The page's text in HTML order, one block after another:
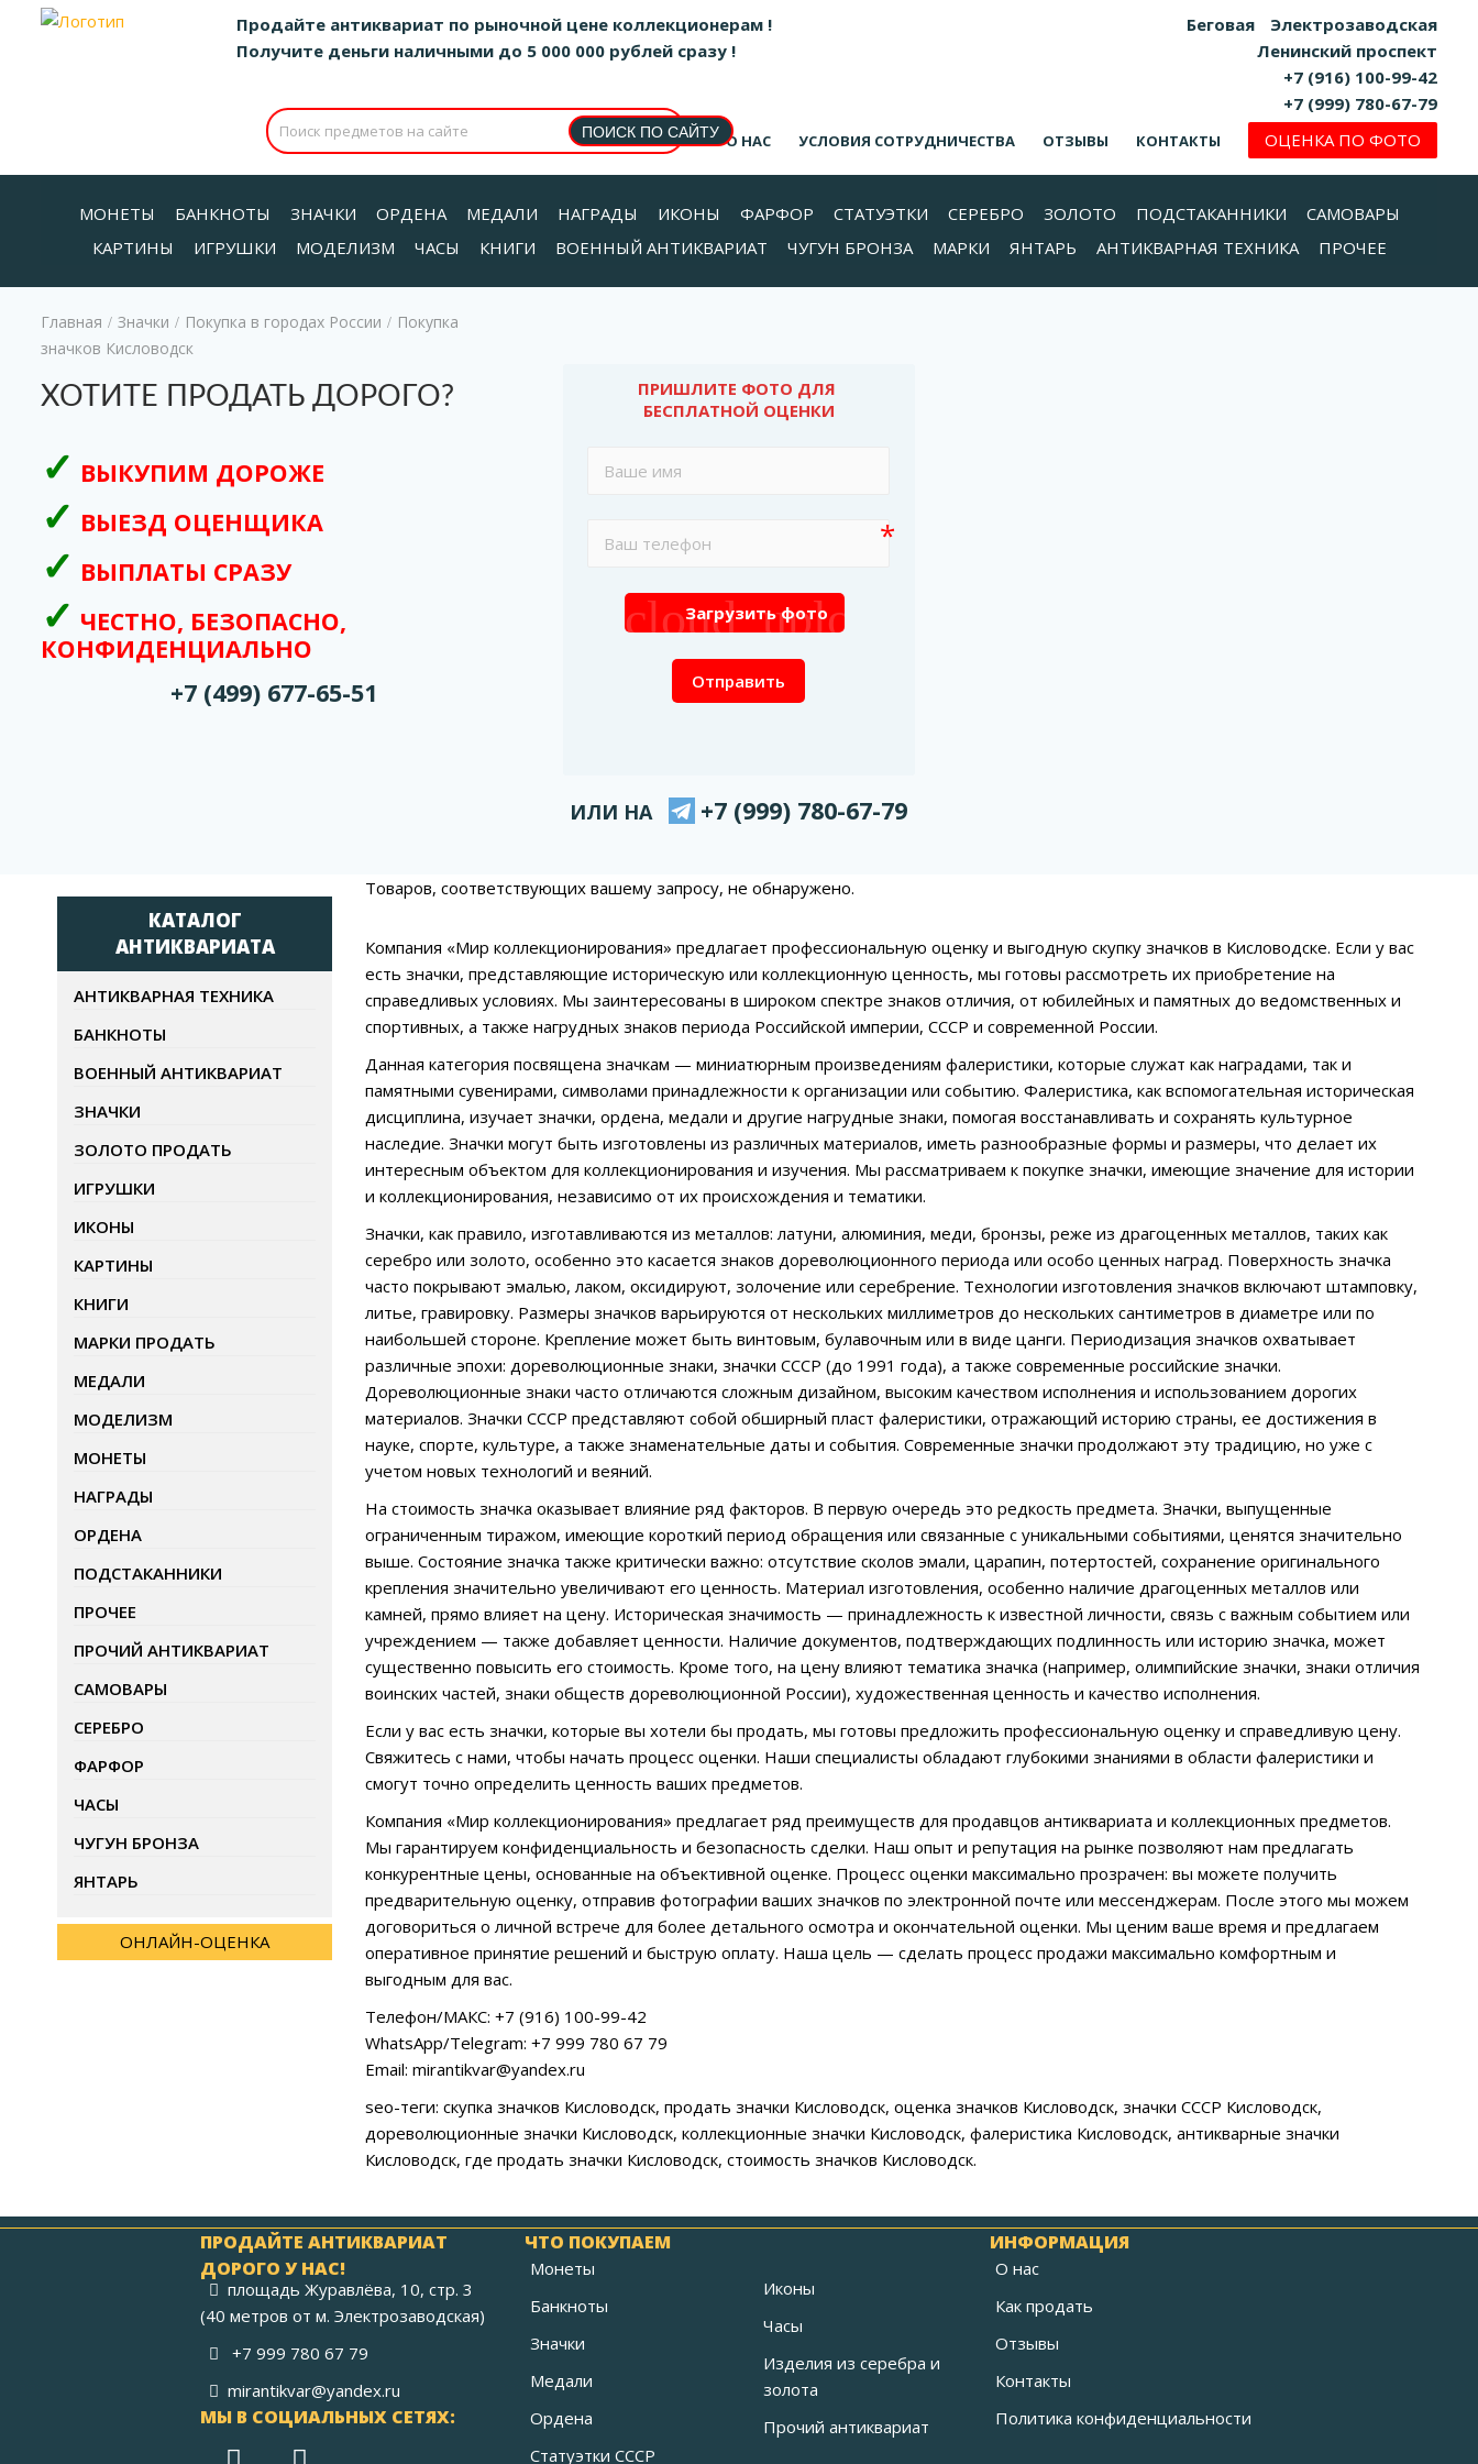
Продайте антиквариат по рыночной цене коллекционерам ! Беговая
Электрозаводская
Получите деньги наличными до 5 000 000 рублей сразу !
Ленинский проспект
+7 (916) 100-99-42
+7 (999) 780-67-79
О НАС УСЛОВИЯ СОТРУДНИЧЕСТВА ОТЗЫВЫ КОНТАКТЫ ОЦЕНКА ПО ФОТО
МОНЕТЫ БАНКНОТЫ ЗНАЧКИ ОРДЕНА МЕДАЛИ НАГРАДЫ ИКОНЫ ФАРФОР СТАТУЭТКИ СЕРЕБРО ЗОЛОТО ПОДСТАКАННИКИ
САМОВАРЫ
КАРТИНЫ
ИГРУШКИ МОДЕЛИЗМ ЧАСЫ КНИГИ ВОЕННЫЙ АНТИКВАРИАТ ЧУГУН БРОНЗА МАРКИ ЯНТАРЬ АНТИКВАРНАЯ ТЕХНИКА ПРОЧЕЕ
Главная / Значки / Покупка в городах России / Покупка
значков Кисловодск
ХОТИТЕ ПРОДАТЬ ДОРОГО?
ВЫКУПИМ ДОРОЖЕ
ВЫЕЗД ОЦЕНЩИКА
ВЫПЛАТЫ СРАЗУ
ЧЕСТНО, БЕЗОПАСНО,
КОНФИДЕНЦИАЛЬНО
+7 (499) 677-65-51
ПРИШЛИТЕ ФОТО ДЛЯ
БЕСПЛАТНОЙ ОЦЕНКИ
cloud_upload
Загрузить фото
Отправить
ИЛИ НА +7 (999) 780-67-79
Товаров, соответствующих вашему запросу, не обнаружено.
Компания «Мир коллекционирования» предлагает профессиональную оценку и выгодную скупку значков в Кисловодске. Если у вас
есть значки, представляющие историческую или коллекционную ценность, мы готовы рассмотреть их приобретение на
справедливых условиях. Мы заинтересованы в широком спектре знаков отличия, от юбилейных и памятных до ведомственных и
спортивных, а также нагрудных знаков периода Российской империи, СССР и современной России.
Данная категория посвящена значкам — миниатюрным произведениям фалеристики, которые служат как наградами, так и
памятными сувенирами, символами принадлежности к организации или событию. Фалеристика, как вспомогательная историческая
дисциплина, изучает значки, ордена, медали и другие нагрудные знаки, помогая восстанавливать и сохранять культурное
наследие. Значки могут быть изготовлены из различных материалов, иметь разнообразные формы и размеры, что делает их
интересным объектом для коллекционирования и изучения. Мы рассматриваем к покупке значки, имеющие значение для истории
и коллекционирования, независимо от их происхождения и тематики.
Значки, как правило, изготавливаются из металлов: латуни, алюминия, меди, бронзы, реже из драгоценных металлов, таких как
серебро или золото, особенно это касается знаков дореволюционного периода или особо ценных наград. Поверхность значка
часто покрывают эмалью, лаком, оксидируют, золочение или серебрение. Технологии изготовления значков включают штамповку,
литье, гравировку. Размеры значков варьируются от нескольких миллиметров до нескольких сантиметров в диаметре или по
наибольшей стороне. Крепление может быть винтовым, булавочным или в виде цанги. Периодизация значков охватывает
различные эпохи: дореволюционные знаки, значки СССР (до 1991 года), а также современные российские значки.
Дореволюционные знаки часто отличаются сложным дизайном, высоким качеством исполнения и использованием дорогих
материалов. Значки СССР представляют собой обширный пласт фалеристики, отражающий историю страны, ее достижения в
науке, спорте, культуре, а также знаменательные даты и события. Современные значки продолжают эту традицию, но уже с
учетом новых технологий и веяний.
На стоимость значка оказывает влияние ряд факторов. В первую очередь это редкость предмета. Значки, выпущенные
ограниченным тиражом, имеющие короткий период обращения или связанные с уникальными событиями, ценятся значительно
выше. Состояние значка также критически важно: отсутствие сколов эмали, царапин, потертостей, сохранение оригинального
крепления значительно увеличивают его ценность. Материал изготовления, особенно наличие драгоценных металлов или
камней, прямо влияет на цену. Историческая значимость — принадлежность к известной личности, связь с важным событием или
учреждением — также добавляет ценности. Наличие документов, подтверждающих подлинность или историю значка, может
существенно повысить его стоимость. Кроме того, на цену влияют тематика значка (например, олимпийские значки, знаки отличия
воинских частей, знаки обществ дореволюционной России), художественная ценность и качество исполнения.
Если у вас есть значки, которые вы хотели бы продать, мы готовы предложить профессиональную оценку и справедливую цену.
Свяжитесь с нами, чтобы начать процесс оценки. Наши специалисты обладают глубокими знаниями в области фалеристики и
смогут точно определить ценность ваших предметов.
Компания «Мир коллекционирования» предлагает ряд преимуществ для продавцов антиквариата и коллекционных предметов.
Мы гарантируем конфиденциальность и безопасность сделки. Наш опыт и репутация на рынке позволяют нам предлагать
конкурентные цены, основанные на объективной оценке. Процесс оценки максимально прозрачен: вы можете получить
предварительную оценку, отправив фотографии ваших значков по электронной почте или мессенджерам. После этого мы можем
договориться о личной встрече для более детального осмотра и окончательной оценки. Мы ценим ваше время и предлагаем
оперативное принятие решений и быструю оплату. Наша цель — сделать процесс продажи максимально комфортным и
выгодным для вас.
Телефон/МАКС: +7 (916) 100-99-42
WhatsApp/Telegram: +7 999 780 67 79
Email: mirantikvar@yandex.ru
seo-теги: скупка значков Кисловодск, продать значки Кисловодск, оценка значков Кисловодск, значки СССР Кисловодск,
дореволюционные значки Кисловодск, коллекционные значки Кисловодск, фалеристика Кисловодск, антикварные значки
Кисловодск, где продать значки Кисловодск, стоимость значков Кисловодск.
КАТАЛОГ
АНТИКВАРИАТА
АНТИКВАРНАЯ ТЕХНИКА
БАНКНОТЫ
ВОЕННЫЙ АНТИКВАРИАТ
ЗНАЧКИ
ЗОЛОТО ПРОДАТЬ
ИГРУШКИ
ИКОНЫ
КАРТИНЫ
КНИГИ
МАРКИ ПРОДАТЬ
МЕДАЛИ
МОДЕЛИЗМ
МОНЕТЫ
НАГРАДЫ
ОРДЕНА
ПОДСТАКАННИКИ
ПРОЧЕЕ
ПРОЧИЙ АНТИКВАРИАТ
САМОВАРЫ
СЕРЕБРО
ФАРФОР
ЧАСЫ
ЧУГУН БРОНЗА
ЯНТАРЬ
ОНЛАЙН-ОЦЕНКА
ПРОДАЙТЕ АНТИКВАРИАТ
ДОРОГО У НАС!
площадь Журавлёва, 10, стр. 3
(40 метров от м. Электрозаводская)
+7 999 780 67 79
mirantikvar@yandex.ru
МЫ В СОЦИАЛЬНЫХ СЕТЯХ:
ЧТО ПОКУПАЕМ
Монеты
Банкноты
Значки
Медали
Ордена
Статуэтки СССР
Иконы
Часы
Изделия из серебра и
золота
Прочий антиквариат
ИНФОРМАЦИЯ
О нас
Как продать
Отзывы
Контакты
Политика конфиденциальности